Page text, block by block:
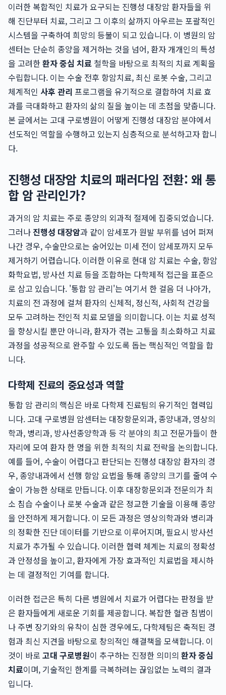
이러한 복합적인 치료가 요구되는 진행성 대장암 환자들을 위
해 진단부터 치료, 그리고 그 이후의 삶까지 아우르는 포괄적인
시스템을 구축하여 희망의 등불이 되고 있습니다. 이 병원의 암
센터는 단순히 종양을 제거하는 것을 넘어, 환자 개개인의 특성
을 고려한환자 중심 치료 철학을 바탕으로 최적의 치료 계획을
수립합니다. 이는 수술 전후 항암치료, 최신 로봇 수술, 그리고
체계적인 사후 관리 프로그램을 유기적으로 결합하여 치료 효
과를 극대화하고 환자의 삶의 질을 높이는 데 초점을 맞춥니다.
본 글에서는 고대 구로병원이 어떻게 진행성 대장암 분야에서
선도적인 역할을 수행하고 있는지 심층적으로 분석하고자 합니
다.
진행성 대장암 치료의 패러다임 전환: 왜 통
합 암 관리인가?
과거의 암 치료는 주로 종양의 외과적 절제에 집중되었습니다.
그러나 진행성 대장암과 같이 암세포가 원발 부위를 넘어 퍼져
나간 경우, 수술만으로는 숨어있는 미세 전이 암세포까지 모두
제거하기 어렵습니다. 이러한 이유로 현대 암 치료는 수술, 항암
화학요법, 방사선 치료 등을 조합하는 다학제적 접근을 표준으
로 삼고 있습니다. '통합 암 관리'는 여기서 한 걸음 더 나아가,
치료의 전 과정에 걸쳐 환자의 신체적, 정신적, 사회적 건강을
모두 고려하는 전인적 치료 모델을 의미합니다. 이는 치료 성적
을 향상시킬 뿐만 아니라, 환자가 겪는 고통을 최소화하고 치료
과정을 성공적으로 완주할 수 있도록 돕는 핵심적인 역할을 합
니다.
다학제 진료의 중요성과 역할
통합 암 관리의 핵심은 바로 다학제 진료팀의 유기적인 협력입
니다. 고대 구로병원 암센터는 대장항문외과, 종양내과, 영상의
학과, 병리과, 방사선종양학과 등 각 분야의 최고 전문가들이 한
자리에 모여 환자 한 명을 위한 최적의 치료 전략을 논의합니다.
예를 들어, 수술이 어렵다고 판단되는 진행성 대장암 환자의 경
우, 종양내과에서 선행 항암 요법을 통해 종양의 크기를 줄여 수
술이 가능한 상태로 만듭니다. 이후 대장항문외과 전문의가 최
소 침습 수술이나 로봇 수술과 같은 정교한 기술을 이용해 종양
을 안전하게 제거합니다. 이 모든 과정은 영상의학과와 병리과
의 정확한 진단 데이터를 기반으로 이루어지며, 필요시 방사선
치료가 추가될 수 있습니다. 이러한 협력 체계는 치료의 정확성
과 안정성을 높이고, 환자에게 가장 효과적인 치료법을 제시하
는 데 결정적인 기여를 합니다.
이러한 접근은 특히 다른 병원에서 치료가 어렵다는 판정을 받
은 환자들에게 새로운 기회를 제공합니다. 복잡한 혈관 침범이
나 주변 장기와의 유착이 심한 경우에도, 다학제팀은 축적된 경
험과 최신 지견을 바탕으로 창의적인 해결책을 모색합니다. 이
것이 바로 고대 구로병원이 추구하는 진정한 의미의 환자 중심
치료이며, 기술적인 한계를 극복하려는 끊임없는 노력의 결과
입니다.